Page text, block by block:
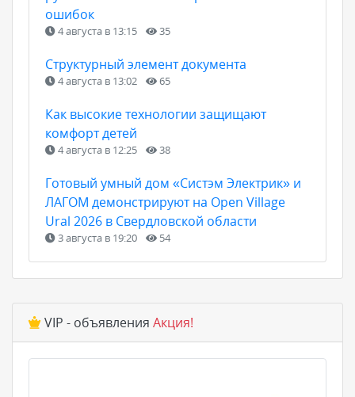
ошибок
4 августа в 13:15 35
Структурный элемент документа
4 августа в 13:02 65
Как высокие технологии защищают
комфорт детей
4 августа в 12:25 38
Готовый умный дом «Систэм Электрик» и
ЛАГОМ демонстрируют на Open Village
Ural 2026 в Свердловской области
3 августа в 19:20 54
VIP - объявления Акция!